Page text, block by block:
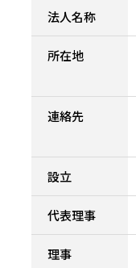
法人名称
所在地
連絡先
設立
代表理事
理事